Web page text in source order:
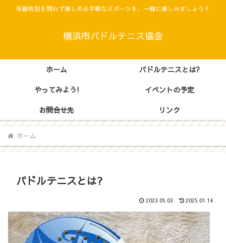
年齢性別を問わず楽しめる手軽なスポーツを、一緒に楽しみましょう‼
横浜市パドルテニス協会
ホーム
パドルテニスとは?
やってみよう!
イベントの予定
お問合せ先
リンク
ホーム
パドルテニスとは?
2023.05.03 2025.01.14